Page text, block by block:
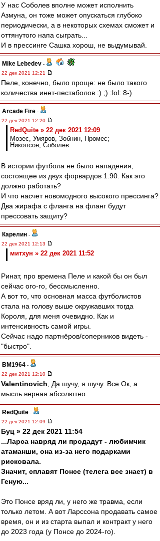
У нас Соболев вполне может исполнить
Азмуна, он тоже может опускаться глубоко
периодически, а в некоторых схемах сможет и
оттянутого напа сыграть...
И в прессинге Сашка хорош, не выдумывай.
Mike Lebedev -
22 дек 2021 12:21
Пеле, конечно, было проще: не было такого
количества инет-пестаболов :) ;) :lol: 8-)
Arcade Fire -
22 дек 2021 12:20
RedQuite » 22 дек 2021 12:09
Мозес, Умяров, Зобнин, Промес;
Николсон, Соболев.
В истории футбола не было нападения,
состоящее из двух форвардов 1.90. Как это
должно работать?
И что насчет новомодного высокого прессинга?
Два жирафа с фланга на фланг будут
прессовать защиту?
Карелин -
22 дек 2021 12:13
митхун » 22 дек 2021 11:52
Ринат, про времена Пеле и какой бы он был
сейчас ого-го, бессмысленно.
А вот то, что основная масса футболистов
стала на голову выше окружавших тогда
Короля, для меня очевидно. Как и
интенсивность самой игры.
Сейчас надо партнёров/соперников видеть -
"быстро".
BM1964 -
22 дек 2021 12:10
Valentinovich , Да шучу, я шучу. Все Ок, а
мысль верная абсолютно.
RedQuite -
22 дек 2021 12:09
Буц » 22 дек 2021 11:54
...Ларса навряд ли продадут - любимчик
атаманши, она из-за него подарками
рисковала.
Значит, сплавят Понсе (телега все знает) в
Геную...
Это Понсе вряд ли, у него же травма, если
только летом. А вот Ларссона продавать самое
время, он и из старта выпал и контракт у него
до 2023 года (у Понсе до 2024-го).